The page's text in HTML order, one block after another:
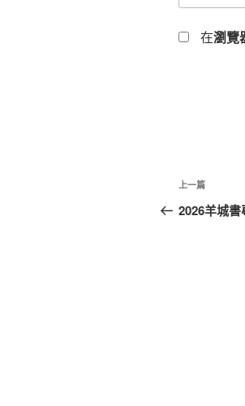
在瀏覽
文
章
上
一
上一篇
2026羊城